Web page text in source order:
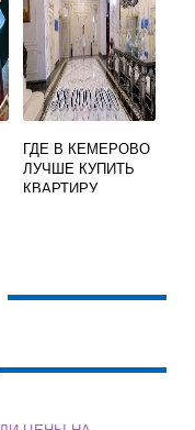
ГДЕ В КЕМЕРОВО
ЛУЧШЕ КУПИТЬ
КВАРТИРУ